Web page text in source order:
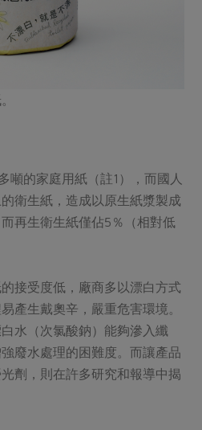
噸的家庭用紙（註1），而國人
衛生紙，造成以原生紙漿製成
再生衛生紙僅佔5％（相對低
接受度低，廠商多以漂白方式
產生戴奧辛，嚴重危害環境。
水（次氯酸鈉）能夠滲入纖
廢水處理的困難度。而讓產品
劑，則在許多研究和報導中揭